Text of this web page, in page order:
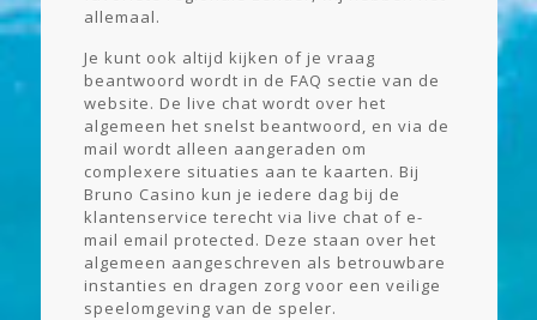
allemaal.
Je kunt ook altijd kijken of je vraag
beantwoord wordt in de FAQ sectie van de
website. De live chat wordt over het
algemeen het snelst beantwoord, en via de
mail wordt alleen aangeraden om
complexere situaties aan te kaarten. Bij
Bruno Casino kun je iedere dag bij de
klantenservice terecht via live chat of e-
mail email protected. Deze staan over het
algemeen aangeschreven als betrouwbare
instanties en dragen zorg voor een veilige
speelomgeving van de speler.